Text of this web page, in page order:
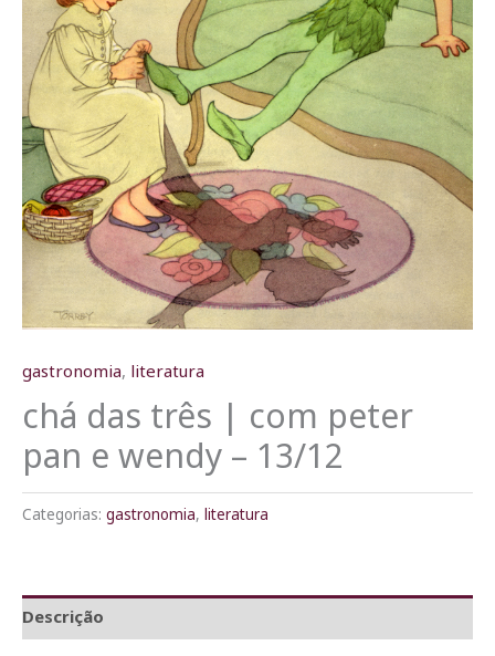
gastronomia, literatura
chá das três | com peter
pan e wendy – 13/12
Categorias: gastronomia, literatura
Descrição